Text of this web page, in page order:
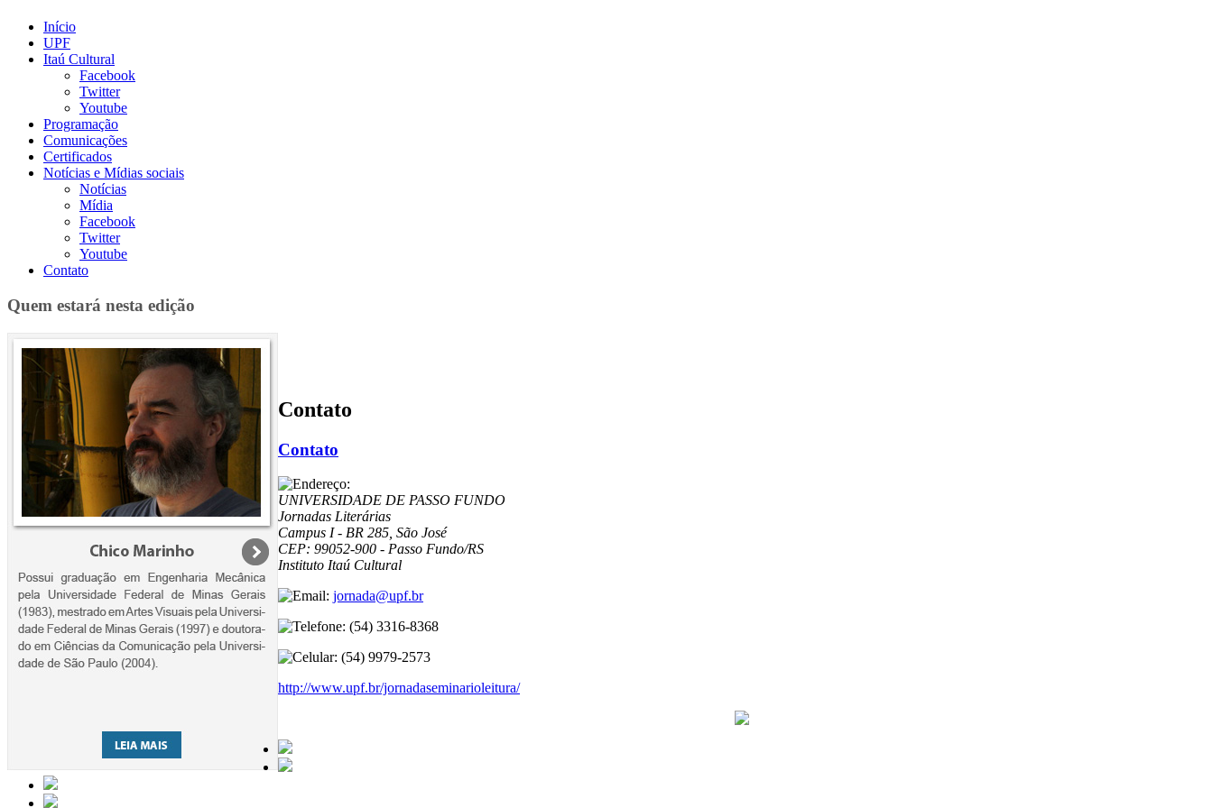
Início
UPF
Itaú Cultural
Facebook
Twitter
Youtube
Programação
Comunicações
Certificados
Notícias e Mídias sociais
Notícias
Mídia
Facebook
Twitter
Youtube
Contato
Quem estará nesta edição
Contato
Contato
UNIVERSIDADE DE PASSO FUNDO
Jornadas Literárias
Campus I - BR 285, São José
CEP: 99052-900 - Passo Fundo/RS
Instituto Itaú Cultural
jornada@upf.br
(54) 3316-8368
(54) 9979-2573
http://www.upf.br/jornadaseminarioleitura/